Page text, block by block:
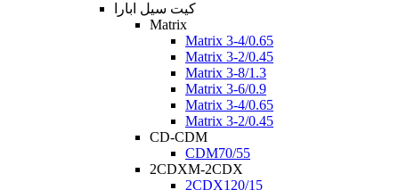
کیت سیل ابارا
Matrix
Matrix 3-4/0.65
Matrix 3-2/0.45
Matrix 3-8/1.3
Matrix 3-6/0.9
Matrix 3-4/0.65
Matrix 3-2/0.45
CD-CDM
CDM70/55
2CDXM-2CDX
2CDX120/15